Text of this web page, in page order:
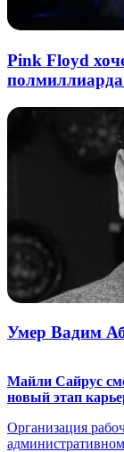
Pink Floyd
Умер Вадим
Майли Сайрус
новый этап
Организация